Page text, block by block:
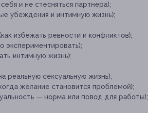
и не стесняться партнера);
убеждения и интимную жизнь);
избежать ревности и конфликтов);
экспериментировать);
интимную жизнь);
реальную сексуальную жизнь);
желание становится проблемой);
— норма или повод для работы);